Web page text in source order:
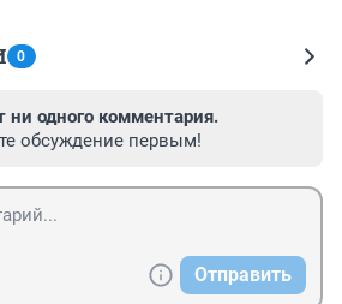
0
ни одного комментария.
обсуждение первым!
Отправить